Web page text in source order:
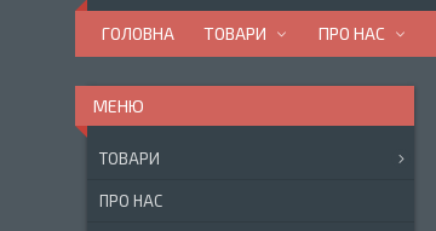
ГОЛОВНА ТОВАРИ ПРО НАС
ТОВАРИ
ПРО НАС